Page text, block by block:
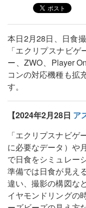
本日2月28日、日食
「エクリプスナビ
ー、ZWO、Player
コンの対応機種も拡
す。
【2024年2月28日 ア
「エクリプスナビ
に必要なデータ）や
で日食をシミュレー
準備では日食が見え
違い、撮影の構図な
イヤモンドリングの